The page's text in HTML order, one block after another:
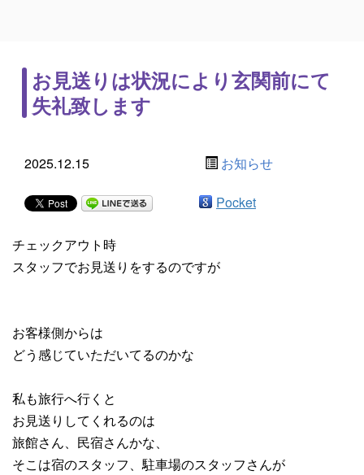
お見送りは状況により玄関前にて
失礼致します
2025.12.15 お知らせ
Pocket
チェックアウト時
スタッフでお見送りをするのですが
お客様側からは
どう感じていただいてるのかな
私も旅行へ行くと
お見送りしてくれるのは
旅館さん、民宿さんかな、
そこは宿のスタッフ、駐車場のスタッフさんが